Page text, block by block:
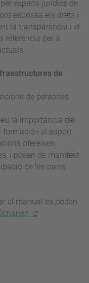
experts jurídics de
esbossa els drets i
la transparència i el
referència per a
de
de persones
la importància del
formació i el suport
ofereixen
i posen de manifest
de les parts
el manual es poden